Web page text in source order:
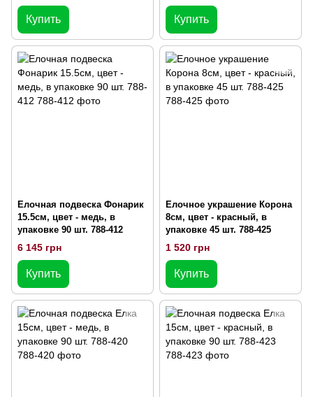
Купить Купить
Елочная подвеска Фонарик
15.5см, цвет - медь, в
упаковке 90 шт. 788-412
6 145 грн
Купить
Елочное украшение Корона
8см, цвет - красный, в
упаковке 45 шт. 788-425
1 520 грн
Купить